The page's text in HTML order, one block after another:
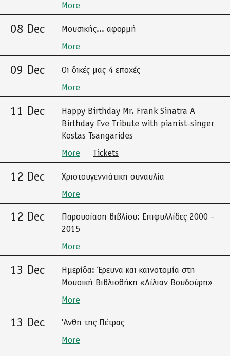
More
08 Dec
Μουσικής... αφορμή
More
09 Dec
Οι δικές μας 4 εποχές
More
11 Dec
Happy Birthday Mr. Frank Sinatra A
Birthday Eve Tribute with pianist-singer
Kostas Tsangarides
More
Tickets
12 Dec
Χριστουγεννιάτικη συναυλία
More
12 Dec
Παρουσίαση βιβλίου: Επιφυλλίδες 2000 -
2015
More
13 Dec
Ημερίδα: Έρευνα και καινοτομία στη
Μουσική Βιβλιοθήκη «Λίλιαν Βουδούρη»
More
13 Dec
'Ανθη της Πέτρας
More